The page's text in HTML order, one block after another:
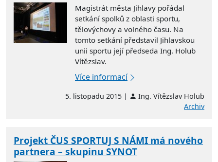
Magistrát města Jihlavy pořádal
setkání spolků z oblasti sportu,
tělovýchovy a volného času. Na
tomto setkání představil Jihlavskou
unii sportu její předseda Ing. Holub
Vítězslav.
Více informací
5. listopadu 2015 |
Ing. Vítězslav Holub
Archiv
Projekt ČUS SPORTUJ S NÁMI má nového
partnera – skupinu SYNOT